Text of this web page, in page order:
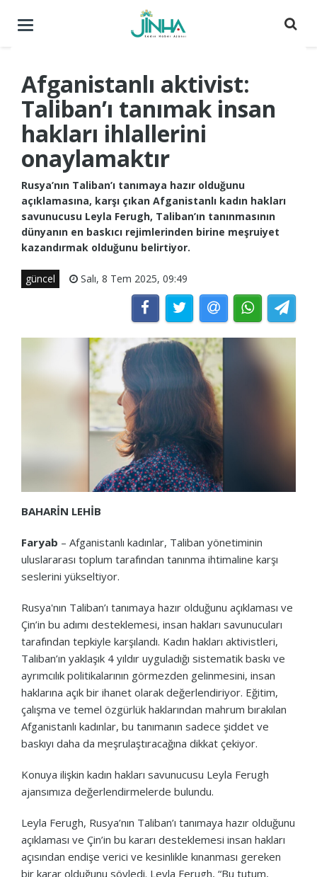
Menüyü
Afganistanlı aktivist:
Taliban’ı tanımak insan
hakları ihlallerini
onaylamaktır
Rusya’nın Taliban’ı tanımaya hazır olduğunu
açıklamasına, karşı çıkan Afganistanlı kadın hakları
savunucusu Leyla Ferugh, Taliban’ın tanınmasının
dünyanın en baskıcı rejimlerinden birine meşruiyet
kazandırmak olduğunu belirtiyor.
güncel Salı, 8 Tem 2025, 09:49
BAHARİN LEHİB
Faryab – Afganistanlı kadınlar, Taliban yönetiminin
uluslararası toplum tarafından tanınma ihtimaline karşı
seslerini yükseltiyor.
Rusya'nın Taliban’ı tanımaya hazır olduğunu açıklaması ve
Çin’in bu adımı desteklemesi, insan hakları savunucuları
tarafından tepkiyle karşılandı. Kadın hakları aktivistleri,
Taliban’ın yaklaşık 4 yıldır uyguladığı sistematik baskı ve
ayrımcılık politikalarının görmezden gelinmesini, insan
haklarına açık bir ihanet olarak değerlendiriyor. Eğitim,
çalışma ve temel özgürlük haklarından mahrum bırakılan
Afganistanlı kadınlar, bu tanımanın sadece şiddet ve
baskıyı daha da meşrulaştıracağına dikkat çekiyor.
Konuya ilişkin kadın hakları savunucusu Leyla Ferugh
ajansımıza değerlendirmelerde bulundu.
Leyla Ferugh, Rusya’nın Taliban’ı tanımaya hazır olduğunu
açıklaması ve Çin’in bu kararı desteklemesi insan hakları
açısından endişe verici ve kesinlikle kınanması gereken
bir karar olduğunu söyledi. Leyla Ferugh, “Bu tutum,